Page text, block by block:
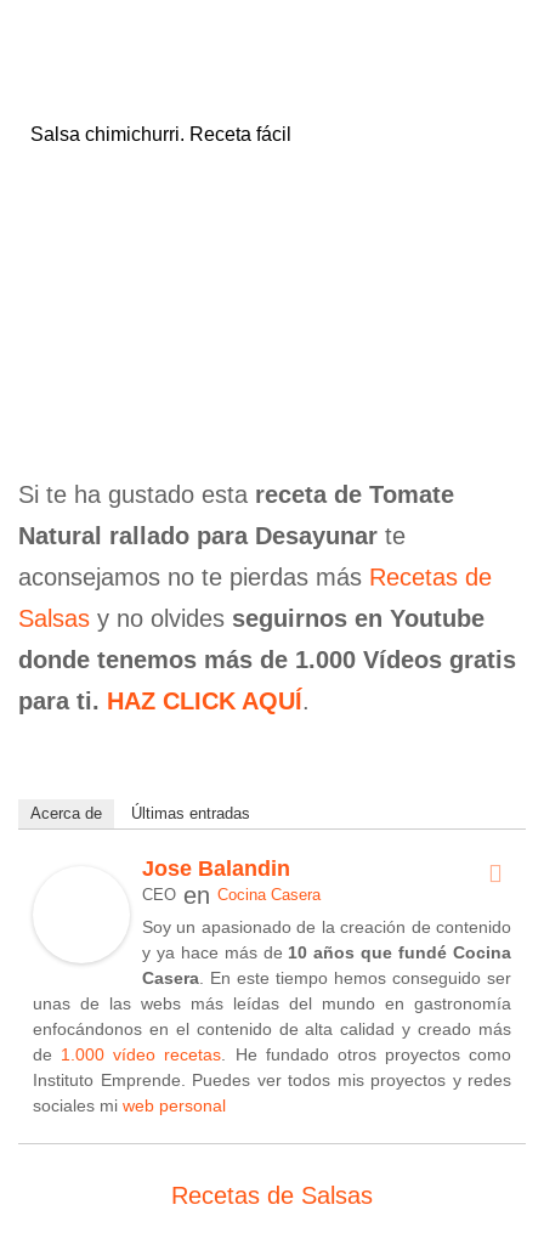
Salsa chimichurri. Receta fácil
Si te ha gustado esta receta de Tomate
Natural rallado para Desayunar te
aconsejamos no te pierdas más Recetas de
Salsas y no olvides seguirnos en Youtube
donde tenemos más de 1.000 Vídeos gratis
para ti. HAZ CLICK AQUÍ.
Acerca de Últimas entradas
Jose Balandin
CEO en Cocina Casera
Soy un apasionado de la creación de contenido
y ya hace más de 10 años que fundé Cocina
Casera . En este tiempo hemos conseguido ser
unas de las webs más leídas del mundo en gastronomía
enfocándonos en el contenido de alta calidad y creado más
de 1.000 vídeo recetas . He fundado otros proyectos como
Instituto Emprende. Puedes ver todos mis proyectos y redes
sociales mi web personal
Recetas de Salsas